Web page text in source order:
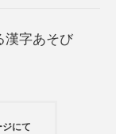
漢字あそび
にて